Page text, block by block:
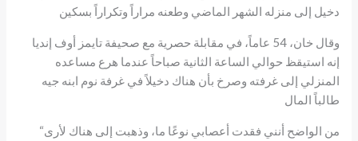
دخيل إلى منزله الشهر الماضي وطعنه مراراً وتكراراً بسكين
وقال خان، 54 عاماً، في مقابلة حصرية مع صحيفة تايمز أوف إنديا
إنه استيقظ حوالي الساعة الثانية صباحاً عندما هرع مساعده
المنزلي إلى غرفته وصرخ بأن هناك دخيلاً في غرفة نوم ابنه جيه
طالباً المال
“من الواضح أنني فقدت أعصابي نوعًا ما، وذهبت إلى هناك لأرى